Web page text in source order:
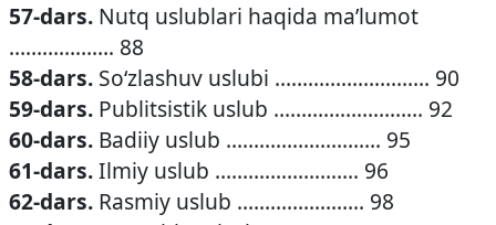
57-dars. Nutq uslublari haqida ma’lumot
………………. 88
58-dars. So‘zlashuv uslubi ………………………. 90
59-dars. Publitsistik uslub ……………………… 92
60-dars. Badiiy uslub ………………………. 95
61-dars.Ilmiy uslub …………………….. 96
62-dars. Rasmiy uslub ………………….. 98